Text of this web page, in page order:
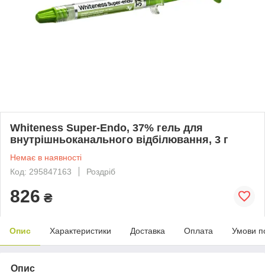
Whiteness Super-Endo, 37% гель для
внутрішньоканального відбілювання, 3 г
Немає в наявності
Код: 295847163
Роздріб
826 ₴
Опис Характеристики Доставка Оплата Умови
Опис